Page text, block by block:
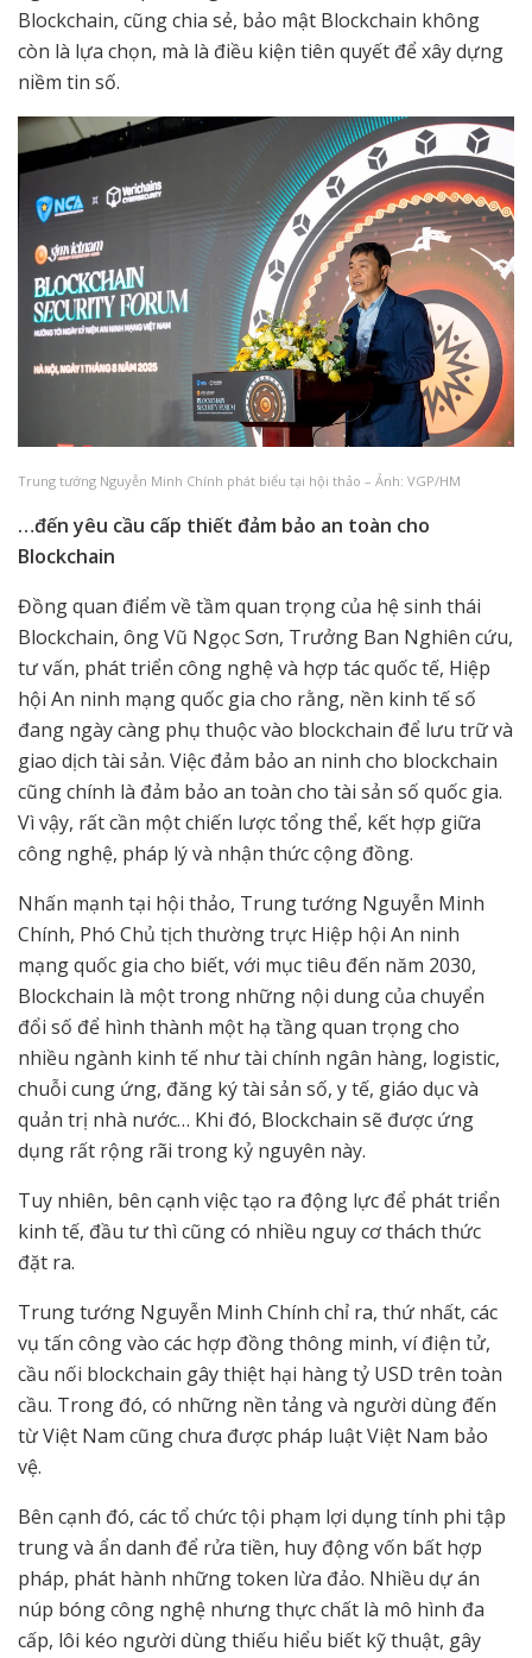
Blockchain, cũng chia sẻ, bảo mật Blockchain không
còn là lựa chọn, mà là điều kiện tiên quyết để xây dựng
niềm tin số.
Trung tướng Nguyễn Minh Chính phát biểu tại hội thảo – Ảnh: VGP/HM
…đến yêu cầu cấp thiết đảm bảo an toàn cho
Blockchain
Đồng quan điểm về tầm quan trọng của hệ sinh thái
Blockchain, ông Vũ Ngọc Sơn, Trưởng Ban Nghiên cứu,
tư vấn, phát triển công nghệ và hợp tác quốc tế, Hiệp
hội An ninh mạng quốc gia cho rằng, nền kinh tế số
đang ngày càng phụ thuộc vào blockchain để lưu trữ và
giao dịch tài sản. Việc đảm bảo an ninh cho blockchain
cũng chính là đảm bảo an toàn cho tài sản số quốc gia.
Vì vậy, rất cần một chiến lược tổng thể, kết hợp giữa
công nghệ, pháp lý và nhận thức cộng đồng.
Nhấn mạnh tại hội thảo, Trung tướng Nguyễn Minh
Chính, Phó Chủ tịch thường trực Hiệp hội An ninh
mạng quốc gia cho biết, với mục tiêu đến năm 2030,
Blockchain là một trong những nội dung của chuyển
đổi số để hình thành một hạ tầng quan trọng cho
nhiều ngành kinh tế như tài chính ngân hàng, logistic,
chuỗi cung ứng, đăng ký tài sản số, y tế, giáo dục và
quản trị nhà nước… Khi đó, Blockchain sẽ được ứng
dụng rất rộng rãi trong kỷ nguyên này.
Tuy nhiên, bên cạnh việc tạo ra động lực để phát triển
kinh tế, đầu tư thì cũng có nhiều nguy cơ thách thức
đặt ra.
Trung tướng Nguyễn Minh Chính chỉ ra, thứ nhất, các
vụ tấn công vào các hợp đồng thông minh, ví điện tử,
cầu nối blockchain gây thiệt hại hàng tỷ USD trên toàn
cầu. Trong đó, có những nền tảng và người dùng đến
từ Việt Nam cũng chưa được pháp luật Việt Nam bảo
vệ.
Bên cạnh đó, các tổ chức tội phạm lợi dụng tính phi tập
trung và ẩn danh để rửa tiền, huy động vốn bất hợp
pháp, phát hành những token lừa đảo. Nhiều dự án
núp bóng công nghệ nhưng thực chất là mô hình đa
cấp, lôi kéo người dùng thiếu hiểu biết kỹ thuật, gây